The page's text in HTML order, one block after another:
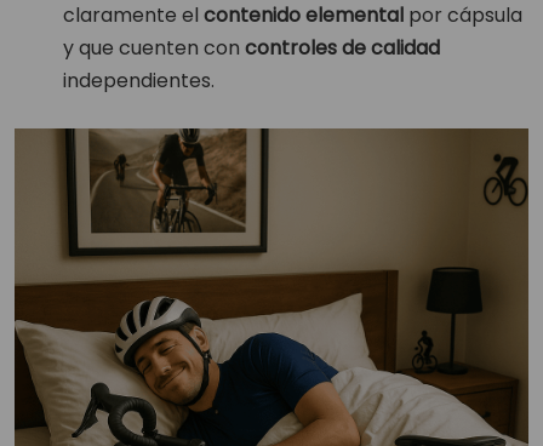
claramente el contenido elemental por cápsula
y que cuenten con controles de calidad
independientes.